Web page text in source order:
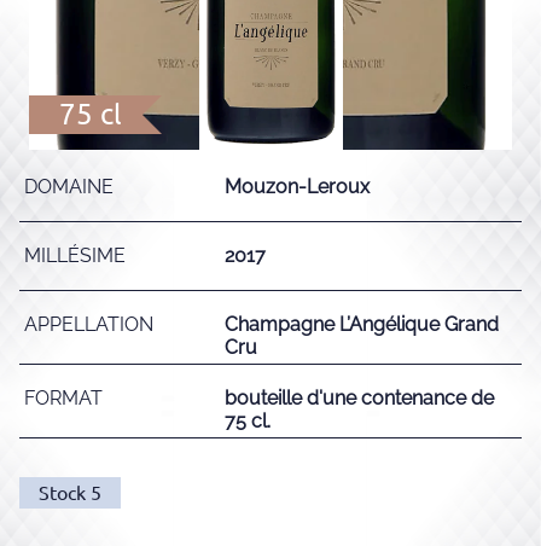
75 cl
DOMAINE Mouzon-Leroux
MILLÉSIME 2017
APPELLATION
Champagne L’Angélique Grand
Cru
FORMAT
bouteille d'une contenance de
75 cl.
Stock 5